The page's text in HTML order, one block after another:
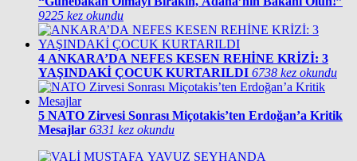
9225 kez okundu
4 ANKARA’DA NEFES KESEN REHİNE KRİZİ: 3
YAŞINDAKİ ÇOCUK KURTARILDI 6738 kez okundu
5 NATO Zirvesi Sonrası Miçotakis’ten Erdoğan’a Kritik
Mesajlar 6331 kez okundu